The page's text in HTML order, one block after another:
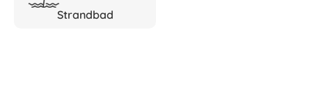
Strandbad